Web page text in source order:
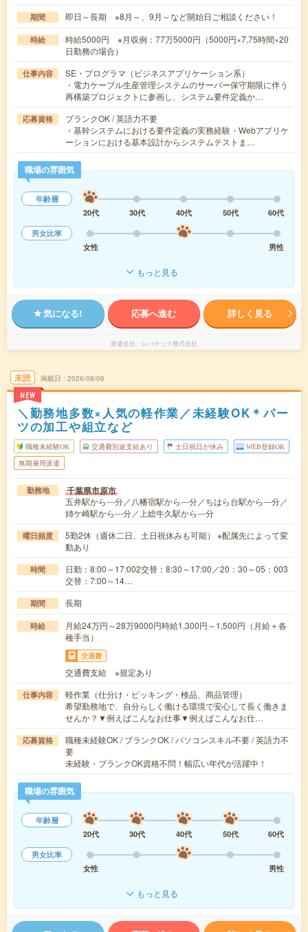
期間 即日～長期 ※8月～、9月～など開始日ご相談ください！
時給
時給5000円 ※月収例：77万5000円（5000円×7.75時間×20
日勤務の場合）
仕事内容
SE・プログラマ（ビジネスアプリケーション系）
・電力ケーブル生産管理システムのサーバー保守期限に伴う
再構築プロジェクトに参画し、システム要件定義か…
応募資格
ブランクOK / 英語力不要
・基幹システムにおける要件定義の実務経験・Webアプリケ
ーションにおける基本設計からシステムテストま…
職場の雰囲気
年齢層
20代
30代 40代 50代
60代
男女比率
女性
男性
もっと見る
気になる! 応募へ進む 詳しく見る
派遣会社 レバテック株式会社
未読
NEW
掲載日 2026/08/06
＼勤務地多数×人気の軽作業／未経験OK＊パー
ツの加工や組立など
職種未経験OK 交通費別途支給あり 土日祝日が休み WEB登録OK
無期雇用派遣
勤務地 千葉県市原市
五井駅から---分／八幡宿駅から---分／ちはら台駅から---分／
姉ケ崎駅から---分／上総牛久駅から---分
曜日頻度
5勤2休（週休二日、土日祝休みも可能） ※配属先によって変
動あり
時間
日勤：8:00～17:002交替：8:30～17:00／20：30～05：003
交替：7:00～14…
期間 長期
時給
月給24万円～28万9000円時給1,300円～1,500円（月給＋各
種手当）
交通費
交通費支給 ※規定あり
仕事内容
軽作業（仕分け・ピッキング・検品、商品管理）
希望勤務地で、自分らしく働ける環境で安心して長く働きま
せんか？▼例えばこんなお仕事▼例えばこんなお仕…
応募資格
職種未経験OK / ブランクOK / パソコンスキル不要 / 英語力不
要
未経験・ブランクOK資格不問！幅広い年代が活躍中！
職場の雰囲気
年齢層
20代
30代 40代 50代
60代
男女比率
女性
男性
もっと見る